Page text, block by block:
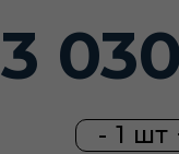
3
- 1 шт